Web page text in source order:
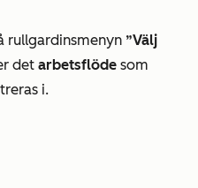
rullgardinsmenyn ”Välj
det arbetsflöde som
i.